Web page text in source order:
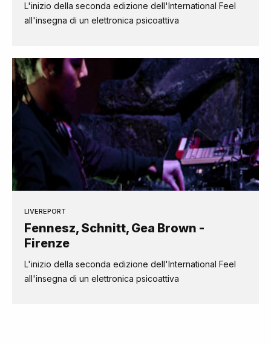
L'inizio della seconda edizione dell'International Feel
all'insegna di un elettronica psicoattiva
LIVEREPORT
Fennesz, Schnitt, Gea Brown -
Firenze
L'inizio della seconda edizione dell'International Feel
all'insegna di un elettronica psicoattiva